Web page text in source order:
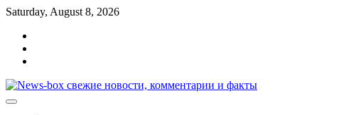
Перейти
содержимому
Saturday, August 8, 2026